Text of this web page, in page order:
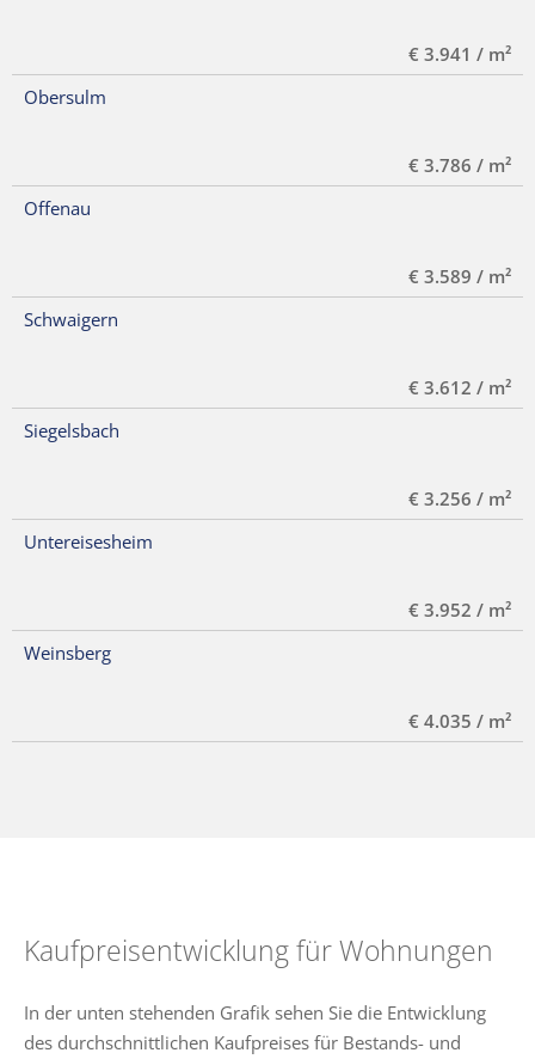
€ 3.941 / m²
Obersulm
€ 3.786 / m²
Offenau
€ 3.589 / m²
Schwaigern
€ 3.612 / m²
Siegelsbach
€ 3.256 / m²
Untereisesheim
€ 3.952 / m²
Weinsberg
€ 4.035 / m²
Kaufpreisentwicklung für Wohnungen
In der unten stehenden Grafik sehen Sie die Entwicklung
des durchschnittlichen Kaufpreises für Bestands- und